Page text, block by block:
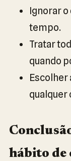
Ignorar
tempo.
Tratar
quando
Escolher
qualquer
hábito de